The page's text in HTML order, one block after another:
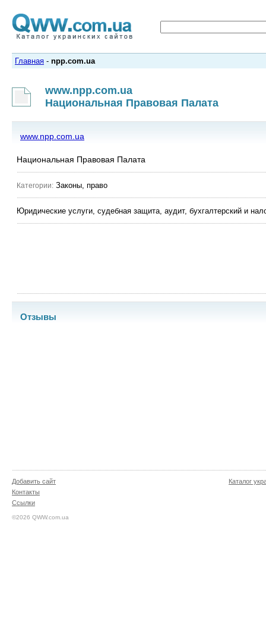
Главная - npp.com.ua
www.npp.com.ua
Национальная Правовая Палата
www.npp.com.ua
Национальная Правовая Палата
Категории: Законы, право
Юридические услуги, судебная защита, аудит, бухгалтерский и
Отзывы
Добавить сайт
Контакты
Ссылки
©2026 QWW.com.ua
Каталог